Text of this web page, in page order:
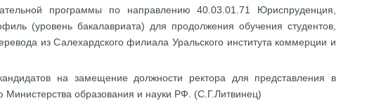
программы по направлению 40.03.01.71 Юриспруденция,
(уровень бакалавриата) для продолжения обучения студентов,
из Салехардского филиала Уральского института коммерции и
на замещение должности ректора для представления в
Министерства образования и науки РФ. (С.Г.Литвинец)